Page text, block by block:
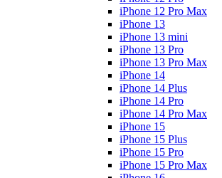
iPhone 12 Pro Max
iPhone 13
iPhone 13 mini
iPhone 13 Pro
iPhone 13 Pro Max
iPhone 14
iPhone 14 Plus
iPhone 14 Pro
iPhone 14 Pro Max
iPhone 15
iPhone 15 Plus
iPhone 15 Pro
iPhone 15 Pro Max